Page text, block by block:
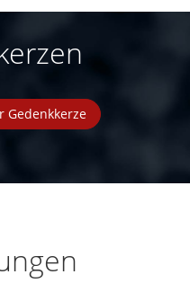
Gedenkkerze